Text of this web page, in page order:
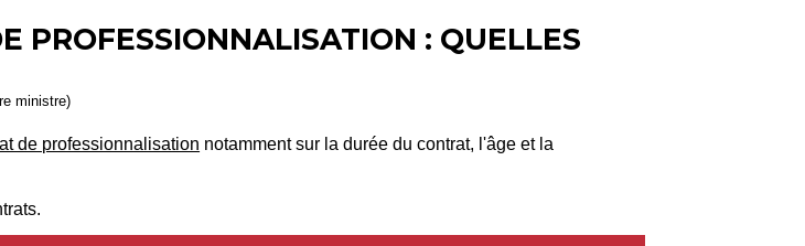
PROFESSIONNALISATION : QUELLES
ministre)
de professionnalisation notamment sur la durée du contrat, l'âge et la